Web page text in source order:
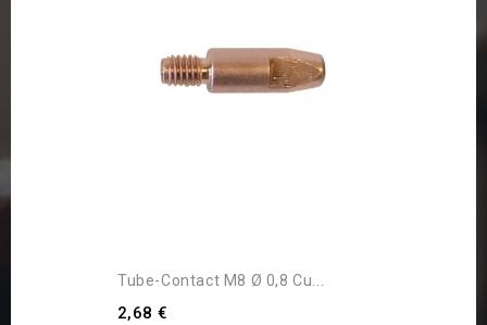
Tube-Contact M8 Ø 0,8 Cu...
2,68 €